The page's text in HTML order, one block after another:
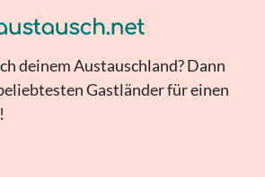
deinem Austauschland? Dann
Gastländer für einen